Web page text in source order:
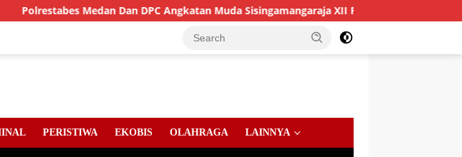
Medan Dan DPC Angkatan Muda Sisingamangaraja XII Perkuat Sinergitas Jaga
PERISTIWA EKOBIS OLAHRAGA LAINNYA